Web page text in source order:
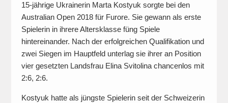
15-jährige Ukrainerin Marta Kostyuk sorgte bei den
Australian Open 2018 für Furore. Sie gewann als erste
Spielerin in ihrere Altersklasse füng Spiele
hintereinander. Nach der erfolgreichen Qualifikation und
zwei Siegen im Hauptfeld unterlag sie ihrer an Position
vier gesetzten Landsfrau Elina Svitolina chancenlos mit
2:6, 2:6.
Kostyuk hatte als jüngste Spielerin seit der Schweizerin